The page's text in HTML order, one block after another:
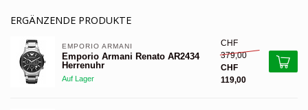
ERGÄNZENDE PRODUKTE
EMPORIO ARMANI
Emporio Armani Renato AR2434
Herrenuhr
Auf Lager
CHF
379,00
CHF
119,00